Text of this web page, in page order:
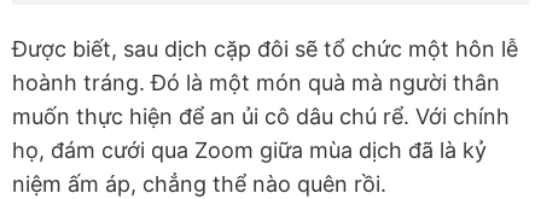
Được biết, sau dịch cặp đôi sẽ tổ chức một hôn lễ
hoành tráng. Đó là một món quà mà người thân
muốn thực hiện để an ủi cô dâu chú rể. Với chính
họ, đám cưới qua Zoom giữa mùa dịch đã là kỷ
niệm ấm áp, chẳng thể nào quên rồi.